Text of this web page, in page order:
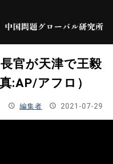
官が天津で王毅
:AP/アフロ）
編集者 2021-07-29